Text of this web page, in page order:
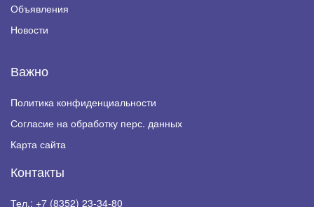
Объявления
Новости
Важно
Политика конфиденциальности
Согласие на обработку перс. данных
Карта сайта
Контакты
Тел.: +7 (8352) 23-34-80